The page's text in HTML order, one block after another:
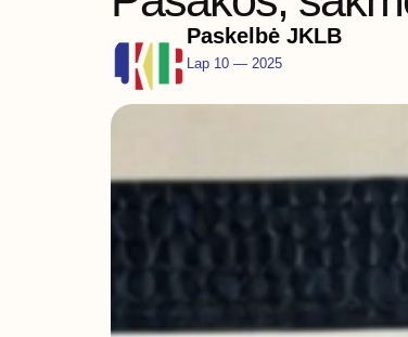
Paskelbė JKLB
Lap 10 — 2025